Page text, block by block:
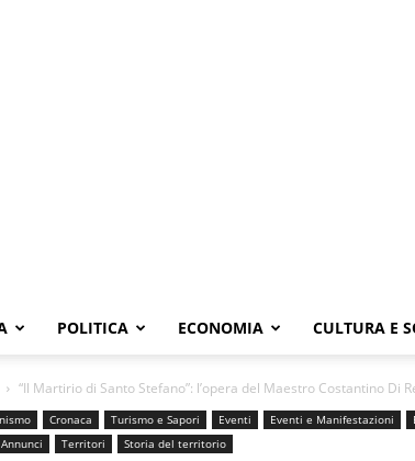
POLITICA ECONOMIA CULTURA E
“Il Martirio di Santo Stefano”: l’opera del Maestro Costantino Di
Cronaca Turismo e Sapori Eventi Eventi e Manifestazioni
Territori Storia del territorio